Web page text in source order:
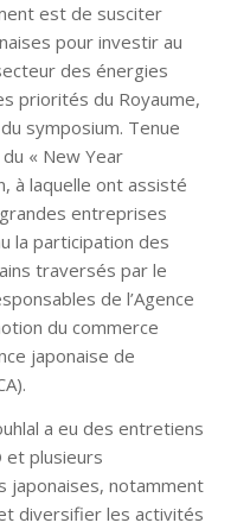
est de susciter
pour investir au
des énergies
priorités du Royaume,
symposium. Tenue
« New Year
à laquelle ont assisté
entreprises
la participation des
traversés par le
de l’Agence
du commerce
japonaise de
a eu des entretiens
et plusieurs
japonaises, notamment
diversifier les activités